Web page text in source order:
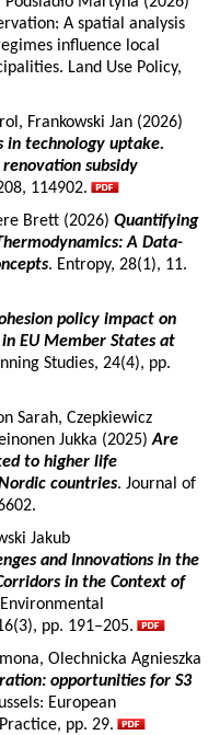
A spatial analysis
influence local
Land Use Policy,
Frankowski Jan (2026)
in technology uptake.
subsidy
114902.
Brett (2026) Quantifying
A Data-
. Entropy, 28(1), 11.
policy impact on
EU Member States at
Studies, 24(4), pp.
Sarah, Czepkiewicz
Jukka (2025)Are
to higher life
countries. Journal of
Jakub
and Innovations in the
in the Context of
pp. 191–205.
Olechnicka Agnieszka
opportunities for S3
European
pp. 29.